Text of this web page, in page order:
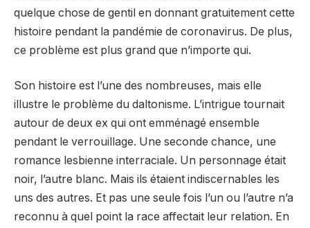
quelque chose de gentil en donnant gratuitement cette
histoire pendant la pandémie de coronavirus. De plus,
ce problème est plus grand que n’importe qui.
Son histoire est l’une des nombreuses, mais elle
illustre le problème du daltonisme. L’intrigue tournait
autour de deux ex qui ont emménagé ensemble
pendant le verrouillage. Une seconde chance, une
romance lesbienne interraciale. Un personnage était
noir, l’autre blanc. Mais ils étaient indiscernables les
uns des autres. Et pas une seule fois l’un ou l’autre n’a
reconnu à quel point la race affectait leur relation. En